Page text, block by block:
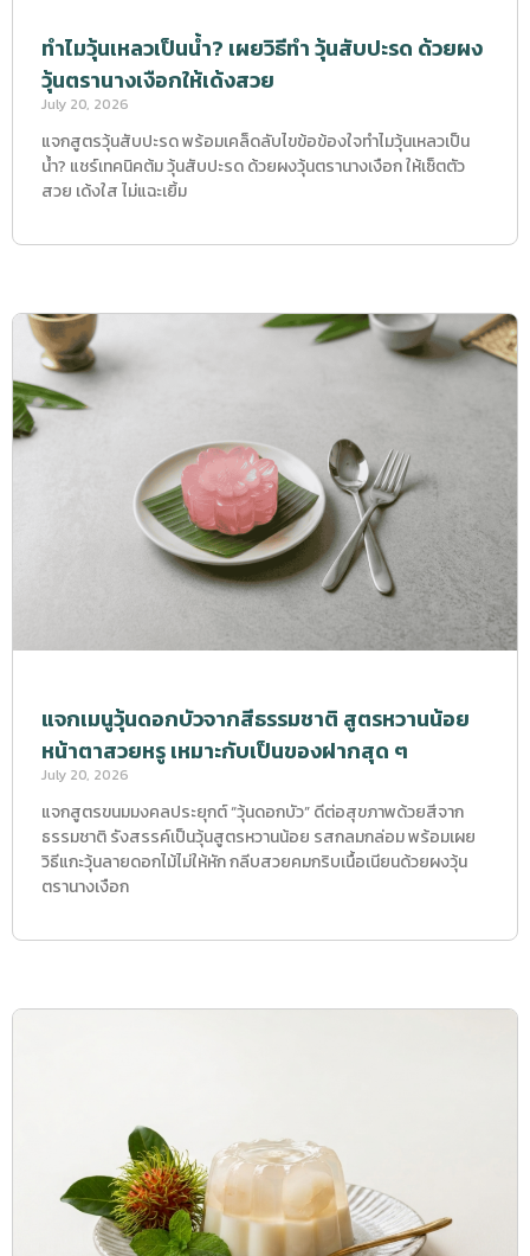
ทำไมวุ้นเหลวเป็นน้ำ? เผยวิธีทำ วุ้นสับปะรด ด้วยผง
วุ้นตรานางเงือกให้เด้งสวย
July 20, 2026
แจกสูตรวุ้นสับปะรด พร้อมเคล็ดลับไขข้อข้องใจทำไมวุ้นเหลวเป็น
น้ำ? แชร์เทคนิคต้ม วุ้นสับปะรด ด้วยผงวุ้นตรานางเงือก ให้เซ็ตตัว
สวย เด้งใส ไม่แฉะเยิ้ม
แจกเมนูวุ้นดอกบัวจากสีธรรมชาติ สูตรหวานน้อย
หน้าตาสวยหรู เหมาะกับเป็นของฝากสุด ๆ
July 20, 2026
แจกสูตรขนมมงคลประยุกต์ “วุ้นดอกบัว” ดีต่อสุขภาพด้วยสีจาก
ธรรมชาติ รังสรรค์เป็นวุ้นสูตรหวานน้อย รสกลมกล่อม พร้อมเผย
วิธีแกะวุ้นลายดอกไม้ไม่ให้หัก กลีบสวยคมกริบเนื้อเนียนด้วยผงวุ้น
ตรานางเงือก